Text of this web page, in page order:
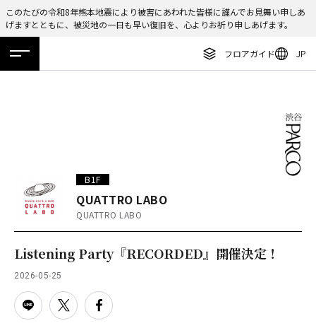
このたびの令和8年熊本地震により被害にあわれた皆様に謹んでお見舞い申しあ
げますとともに、被災地の一日も早い復旧を、心よりお祈り申しあげます。
フロアガイド JP
ホーム 特集 ニュース イベント アクセス
ニュース
TAX FREE
DELIVERY SERVICES
PARCOメンバーズ
ENGLISH
繁体字
日本語
B1F
QUATTRO LABO
QUATTRO LABO
Listening Party『RECORDED』開催決定！
2026-05-25